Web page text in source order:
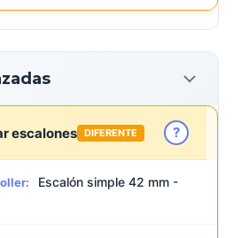
escalones DIFERENTE ?
Escalón simple 42 mm -